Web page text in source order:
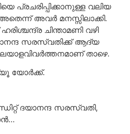
പ്രചരിപ്പിക്കാനുള്ള വലിയ
അവര്‍ മനസ്സിലാക്കി.
ചിന്താമണി വഴി
സരസ്വതിക്ക് ആദ്യ
താഴെ.
യോര്‍ക്ക്.
ദയാനന്ദ സരസ്വതി,